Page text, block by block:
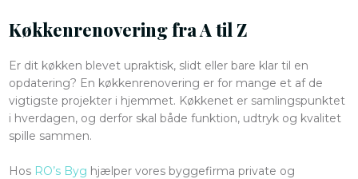
Køkkenrenovering fra A til Z
Er dit køkken blevet upraktisk, slidt eller bare klar til en
opdatering? En køkkenrenovering er for mange et af de
vigtigste projekter i hjemmet. Køkkenet er samlingspunktet
i hverdagen, og derfor skal både funktion, udtryk og kvalitet
spille sammen.
Hos RO’s Byg hjælper vores byggefirma private og